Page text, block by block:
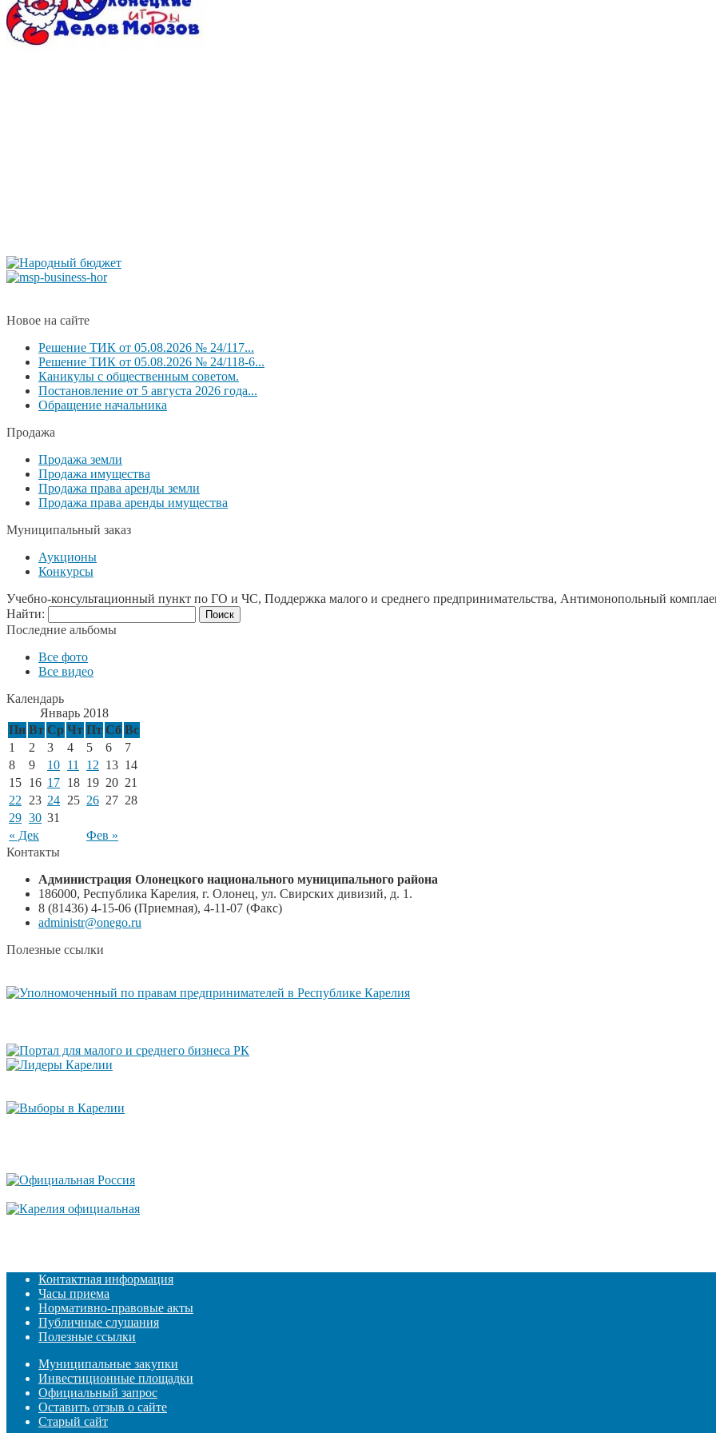
Новое на сайте
Решение ТИК от 05.08.2026 № 24/117...
Решение ТИК от 05.08.2026 № 24/118-6...
Каникулы с общественным советом.
Постановление от 5 августа 2026 года...
Обращение начальника
Продажа
Продажа земли
Продажа имущества
Продажа права аренды земли
Продажа права аренды имущества
Муниципальный заказ
Аукционы
Конкурсы
Учебно-консультационный пункт по ГО и ЧС, Поддержка малого и среднего предпринимательства, Антимонопольный
Найти:
Последние альбомы
Все фото
Все видео
Календарь
Январь 2018
Пн Вт Ср Чт Пт Сб Вс
« Дек Фев »
1 2 3 4 5 6
7
8
9 10 11 12 13 14
15 16 17 18 19 20 21
22
23 24 25 26 27 28
29 30 31
Контакты
Администрация Олонецкого национального муниципального района
186000, Республика Карелия, г. Олонец, ул. Свирских дивизий, д. 1.
8 (81436) 4-15-06 (Приемная), 4-11-07 (Факс)
administr@onego.ru
Полезные ссылки
Контактная информация
Часы приема
Нормативно-правовые акты
Публичные слушания
Полезные ссылки
Муниципальные закупки
Инвестиционные площадки
Официальный запрос
Оставить отзыв о сайте
Старый сайт